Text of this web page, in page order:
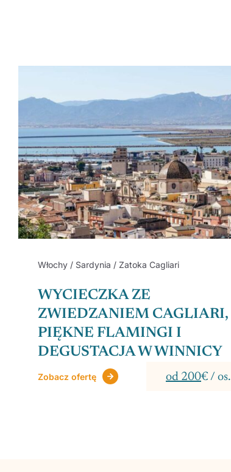
Włochy / Sardynia / Zatoka Cagliari
WYCIECZKA ZE
ZWIEDZANIEM CAGLIARI,
PIĘKNE FLAMINGI I
DEGUSTACJA W WINNICY
Zobacz ofertę od 200€ / os.